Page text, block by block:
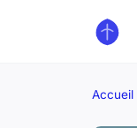
Accueil